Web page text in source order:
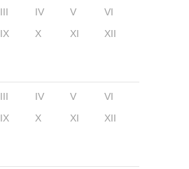
III IV V
VI
IX X XI XII
III IV V
VI
IX X XI XII